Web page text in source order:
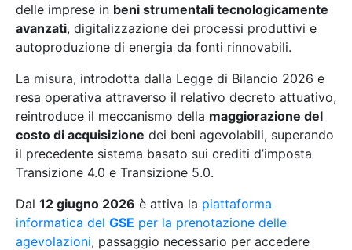
delle imprese in beni strumentali tecnologicamente
avanzati, digitalizzazione dei processi produttivi e
autoproduzione di energia da fonti rinnovabili.
La misura, introdotta dalla Legge di Bilancio 2026 e
resa operativa attraverso il relativo decreto attuativo,
reintroduce il meccanismo della maggiorazione del
costo di acquisizione dei beni agevolabili, superando
il precedente sistema basato sui crediti d’imposta
Transizione 4.0 e Transizione 5.0.
Dal 12 giugno 2026 è attiva la piattaforma
informatica del GSE per la prenotazione delle
agevolazioni, passaggio necessario per accedere